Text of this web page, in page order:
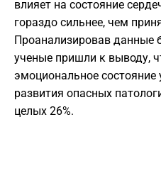
влияет на состояние
гораздо сильнее, чем
Проанализировав данные
ученые пришли к выводу,
эмоциональное состояние
развития опасных
целых 26%.